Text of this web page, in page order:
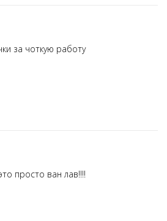
за чоткую работу
просто ван лав!!!!